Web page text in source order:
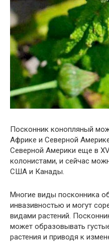
Посконник конопляный
Африке и Северной
Северной Америки еще в
колонистами, и сейчас
США и Канады.
Многие виды посконника
инвазивностью и могут
видами растений.
может образовывать
растения и приводя к